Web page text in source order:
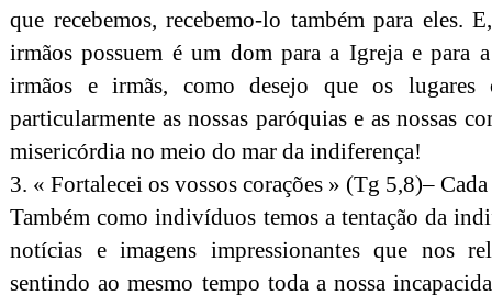
que recebemos, recebemo-lo também para eles.
irmãos possuem é um dom para a Igreja e para
irmãos e irmãs, como desejo que os lugares
particularmente as nossas paróquias e as nossas
misericórdia no meio do mar da indiferença!
3. « Fortalecei os vossos corações » (Tg 5,8)–
Também como indivíduos temos a tentação da
notícias e imagens impressionantes que nos
sentindo ao mesmo tempo toda a nossa